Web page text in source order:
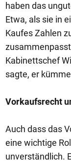
haben das
Etwa, als sie in
Kaufes Zahlen
Kabinettschef
sagte, er
Vorkaufsrecht
Auch dass das
eine wichtige
unverständlich.